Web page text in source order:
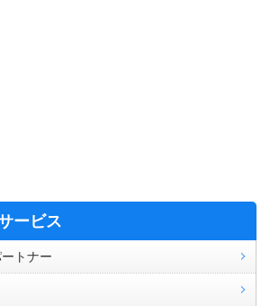
ービス
トナー